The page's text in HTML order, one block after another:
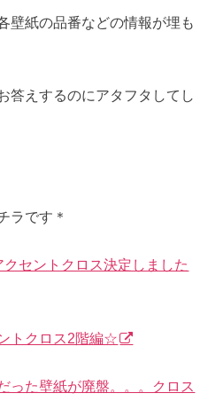
壁紙の品番などの情報が埋も
答えするのにアタフタしてし
ラです＊
セントクロス決定しました
トクロス2階編☆
った壁紙が廃盤。。。クロス